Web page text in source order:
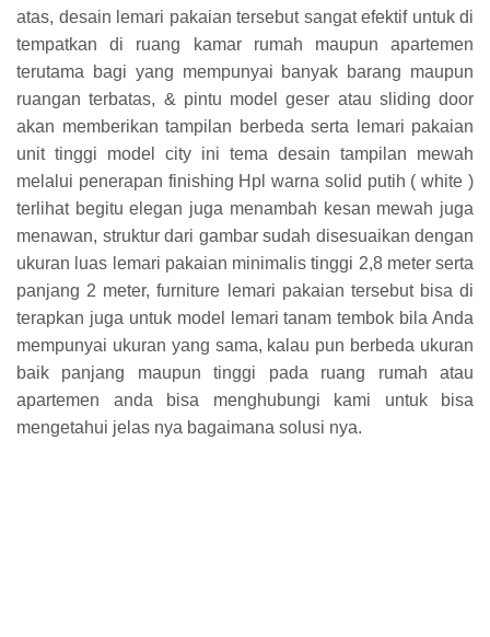
atas, desain lemari pakaian tersebut sangat efektif untuk di
tempatkan di ruang kamar rumah maupun apartemen
terutama bagi yang mempunyai banyak barang maupun
ruangan terbatas, & pintu model geser atau sliding door
akan memberikan tampilan berbeda serta lemari pakaian
unit tinggi model city ini tema desain tampilan mewah
melalui penerapan finishing Hpl warna solid putih ( white )
terlihat begitu elegan juga menambah kesan mewah juga
menawan, struktur dari gambar sudah disesuaikan dengan
ukuran luas lemari pakaian minimalis tinggi 2,8 meter serta
panjang 2 meter, furniture lemari pakaian tersebut bisa di
terapkan juga untuk model lemari tanam tembok bila Anda
mempunyai ukuran yang sama, kalau pun berbeda ukuran
baik panjang maupun tinggi pada ruang rumah atau
apartemen anda bisa menghubungi kami untuk bisa
mengetahui jelas nya bagaimana solusi nya.